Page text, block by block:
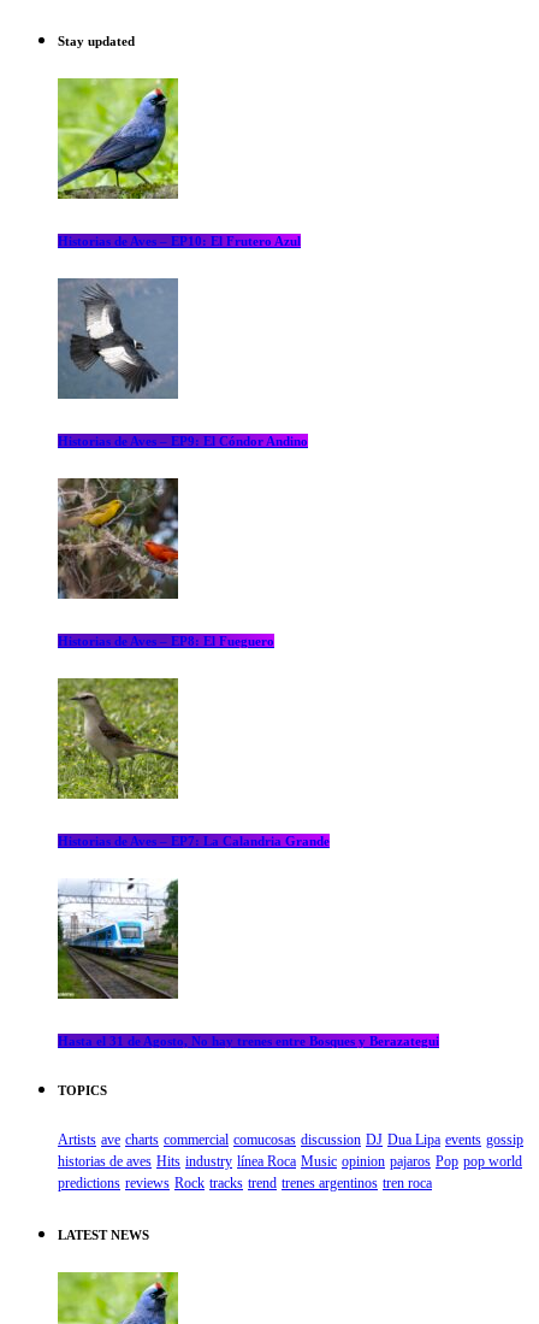
Stay updated
Historias de Aves – EP10: El Frutero Azul
Historias de Aves – EP9: El Cóndor Andino
Historias de Aves – EP8: El Fueguero
Historias de Aves – EP7: La Calandria Grande
Hasta el 31 de Agosto, No hay trenes entre Bosques y Berazategui
TOPICS
Artists ave charts commercial comucosas discussion DJ Dua Lipa events gossip
historias de aves Hits industry línea Roca Music opinion pajaros Pop pop world
predictions reviews Rock tracks trend trenes argentinos tren roca
LATEST NEWS